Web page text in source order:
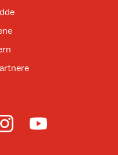
Facebook
DNT på Instagram
Til DNT på YouTube